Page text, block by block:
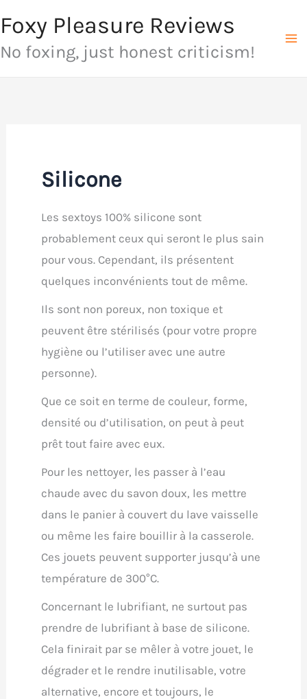
au
contenu
Foxy Pleasure Reviews
No foxing, just honest criticism!
Silicone
Les sextoys 100% silicone sont
probablement ceux qui seront le plus sain
pour vous. Cependant, ils présentent
quelques inconvénients tout de même.
Ils sont non poreux, non toxique et
peuvent être stérilisés (pour votre propre
hygiène ou l’utiliser avec une autre
personne).
Que ce soit en terme de couleur, forme,
densité ou d’utilisation, on peut à peut
prêt tout faire avec eux.
Pour les nettoyer, les passer à l’eau
chaude avec du savon doux, les mettre
dans le panier à couvert du lave vaisselle
ou même les faire bouillir à la casserole.
Ces jouets peuvent supporter jusqu’à une
température de 300°C.
Concernant le lubrifiant, ne surtout pas
prendre de lubrifiant à base de silicone.
Cela finirait par se mêler à votre jouet, le
dégrader et le rendre inutilisable, votre
alternative, encore et toujours, le